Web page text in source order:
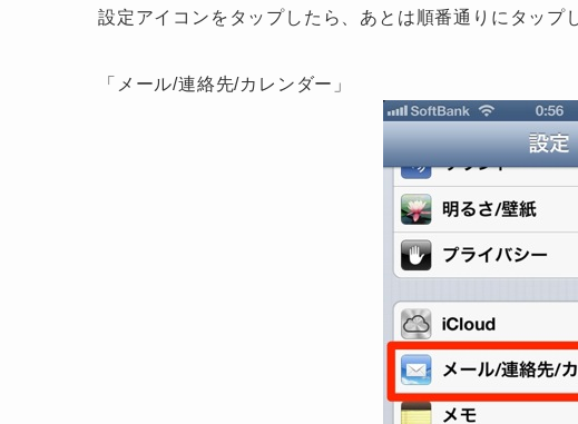
設定アイコンをタップしたら、あとは順番通りにタップ
「メール/連絡先/カレンダー」